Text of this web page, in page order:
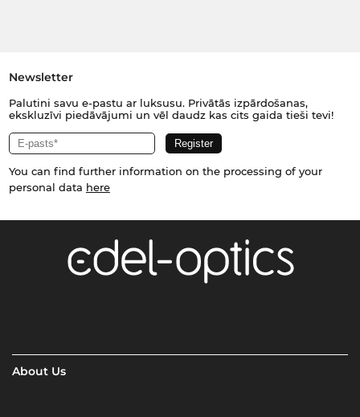
Newsletter
Palutini savu e-pastu ar luksusu. Privātās izpārdošanas,
ekskluzīvi piedāvājumi un vēl daudz kas cits gaida tieši tevi!
You can find further information on the processing of your
personal data here
About Us